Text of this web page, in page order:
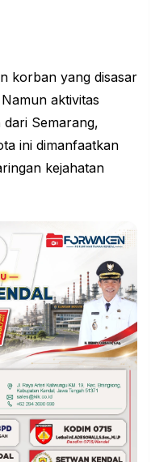
korban yang disasar
aktivitas
Semarang,
ini dimanfaatkan
kejahatan